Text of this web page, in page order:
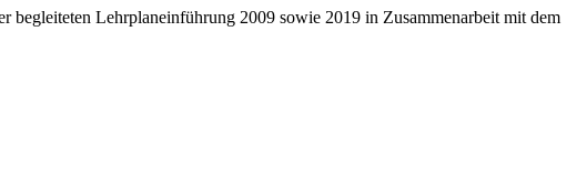
begleiteten Lehrplaneinführung 2009 sowie 2019 in Zusammenarbeit mit dem